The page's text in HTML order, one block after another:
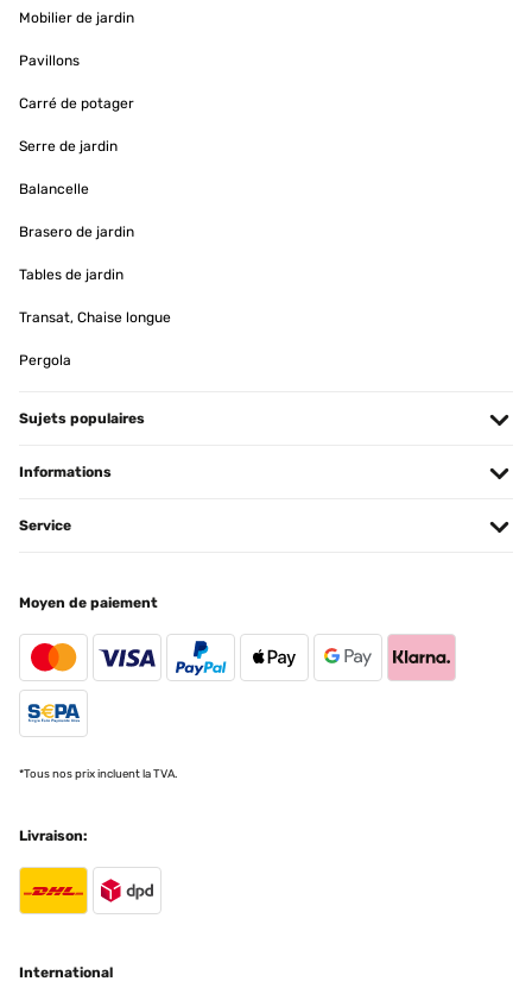
performant. Je recommande pour le sérieux.
Utilisateur d'Amazon
04/12/2023
Traduire
Schön Wie auf den Bildern, kam gut Verpackt an und keine Kratzer
Amazon-Benutzer
Mobilier de jardin
Pavillons
Carré de potager
Serre de jardin
Balancelle
Brasero de jardin
Tables de jardin
Transat, Chaise longue
Pergola
Sujets populaires
Informations
Service
Moyen de paiement
*Tous nos prix incluent la TVA.
Livraison:
International